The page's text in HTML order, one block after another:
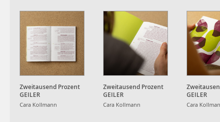
Zweitausend Prozent
GEILER
Cara Kollmann
Zweitausend Prozent
GEILER
Cara Kollmann
GEILER
Cara